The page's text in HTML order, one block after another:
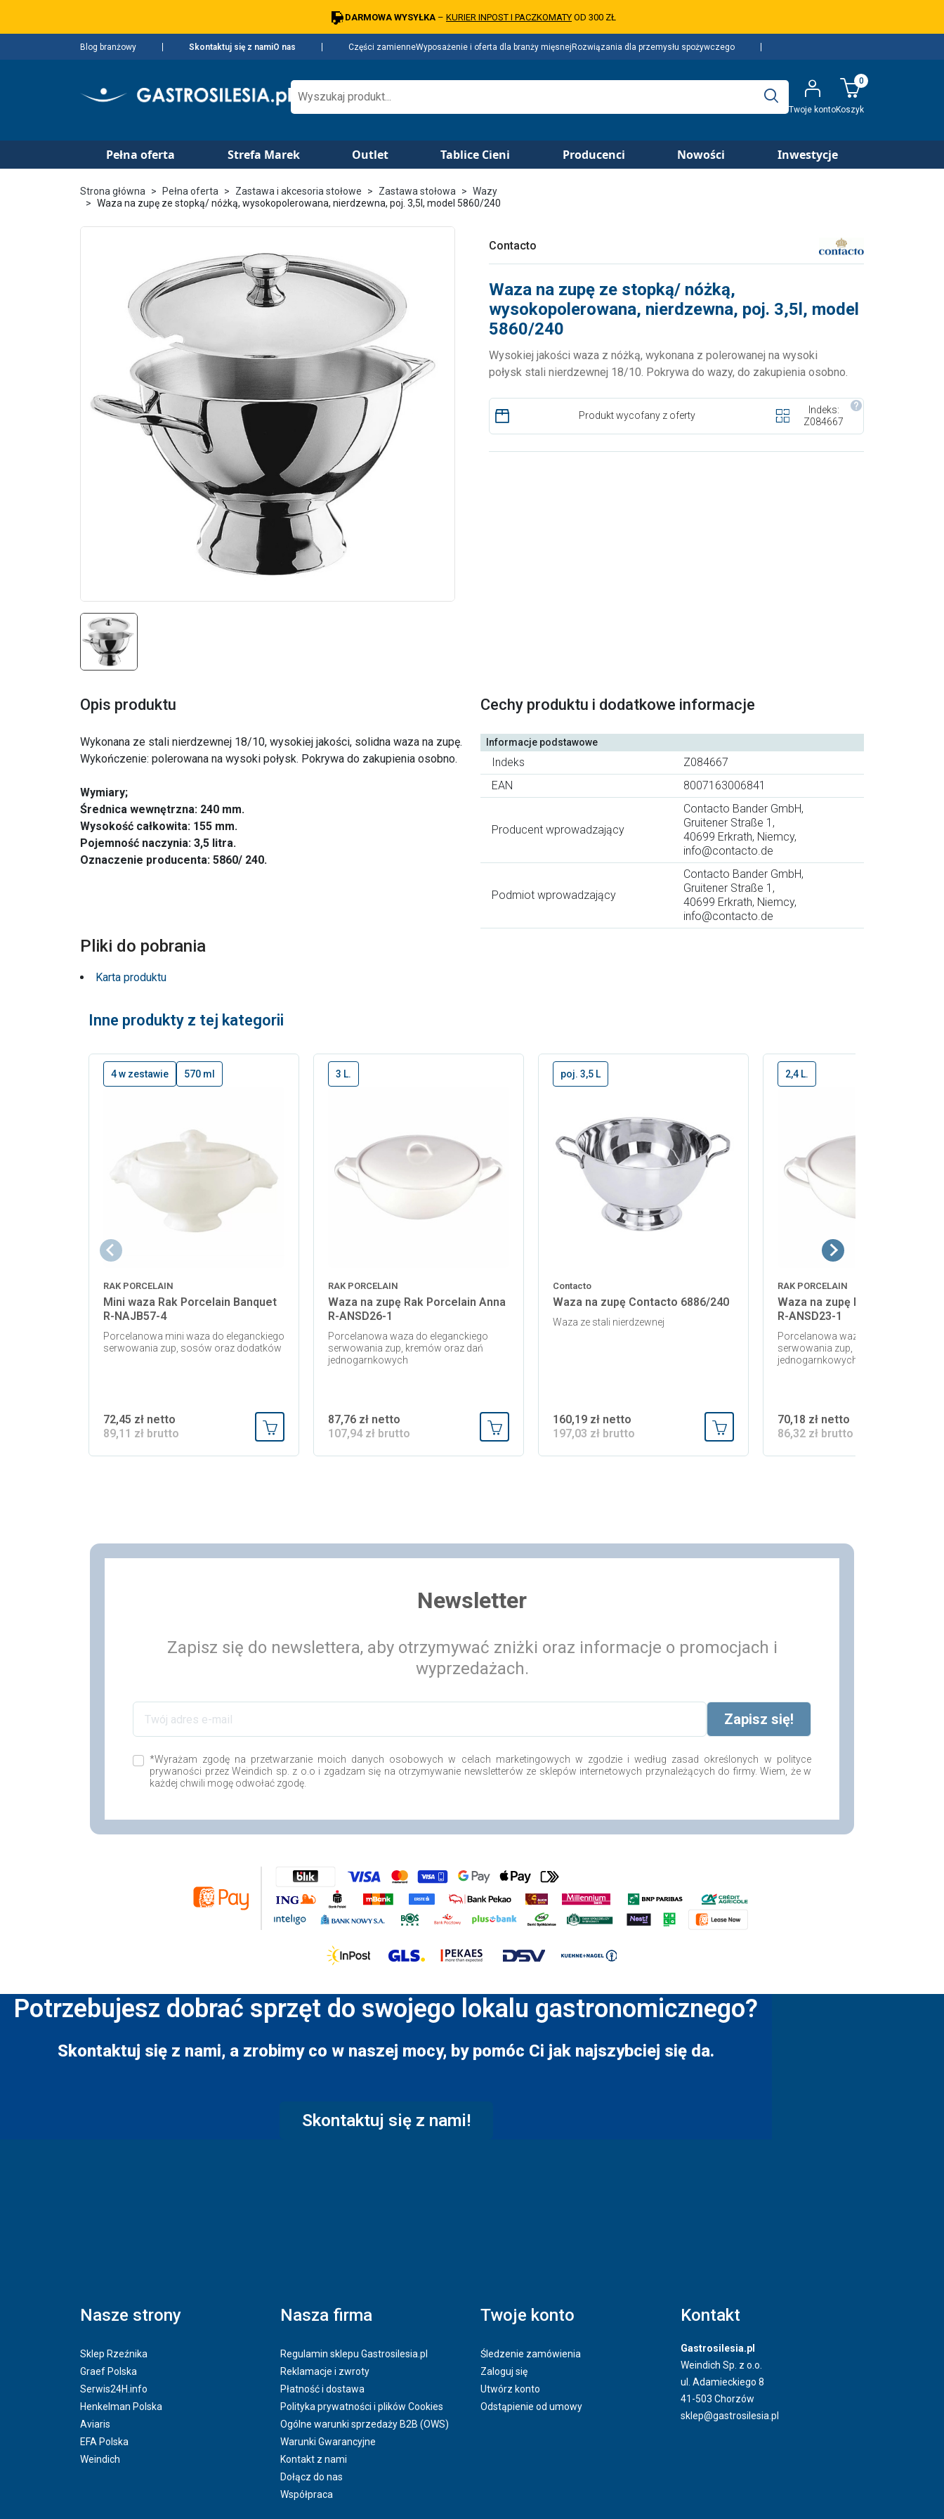
DARMOWA WYSYŁKA – KURIER INPOST I PACZKOMATY OD 300 ZŁ
Blog branżowy Skontaktuj się z namiO nas Części zamienneWyposażenie i oferta dla branży mięsnejRozwiązania dla przemysłu spożywczego
Twoje kontoKoszyk
0
Pełna oferta Strefa Marek Outlet Tablice Cieni Producenci Nowości Inwestycje
Strona główna Pełna oferta Zastawa i akcesoria stołowe Zastawa stołowa
Wazy
Waza na zupę ze stopką/ nóżką, wysokopolerowana, nierdzewna, poj. 3,5l, model 5860/240
Contacto
Waza na zupę ze stopką/ nóżką,
wysokopolerowana, nierdzewna, poj. 3,5l, model
5860/240
Wysokiej jakości waza z nóżką, wykonana z polerowanej na wysoki
połysk stali nierdzewnej 18/10. Pokrywa do wazy, do zakupienia osobno.
Produkt wycofany z oferty
Indeks:
Z084667
Opis produktu
Wykonana ze stali nierdzewnej 18/10, wysokiej jakości, solidna waza na zupę.
Wykończenie: polerowana na wysoki połysk. Pokrywa do zakupienia osobno.
Wymiary;
Średnica wewnętrzna: 240 mm.
Wysokość całkowita: 155 mm.
Pojemność naczynia: 3,5 litra.
Oznaczenie producenta: 5860/ 240.
Cechy produktu i dodatkowe informacje
Informacje podstawowe
Indeks
Z084667
EAN
8007163006841
Producent wprowadzający
Contacto Bander GmbH,
Gruitener Straße 1,
40699 Erkrath, Niemcy,
info@contacto.de
Podmiot wprowadzający
Contacto Bander GmbH,
Gruitener Straße 1,
40699 Erkrath, Niemcy,
info@contacto.de
Pliki do pobrania
Karta produktu
Inne produkty z tej kategorii
4 w zestawie 570 ml
RAK PORCELAIN
Mini waza Rak Porcelain Banquet
R-NAJB57-4
Porcelanowa mini waza do eleganckiego
serwowania zup, sosów oraz dodatków
72,45 zł netto
89,11 zł brutto
3 L.
RAK PORCELAIN
Waza na zupę Rak Porcelain Anna
R-ANSD26-1
Porcelanowa waza do eleganckiego
serwowania zup, kremów oraz dań
jednogarnkowych
87,76 zł netto
107,94 zł brutto
poj. 3,5 L
Contacto
Waza na zupę Contacto 6886/240
Waza ze stali nierdzewnej
160,19 zł netto
197,03 zł brutto
2,4 L.
RAK PORCELAIN
Waza na zupę Rak Porcelain
R-ANSD23-1
Porcelanowa waza do eleganckiego
serwowania zup, kremów oraz dań
jednogarnkowych
70,18 zł netto
86,32 zł brutto
Newsletter
Zapisz się do newslettera, aby otrzymywać zniżki oraz informacje o promocjach i
wyprzedażach.
*Wyrażam zgodę na przetwarzanie moich danych osobowych w celach marketingowych w zgodzie i według zasad określonych w polityce
prywaności przez Weindich sp. z o.o i zgadzam się na otrzymywanie newsletterów ze sklepów internetowych przynależących do firmy. Wiem, że w
każdej chwili mogę odwołać zgodę.
Potrzebujesz dobrać sprzęt do swojego lokalu gastronomicznego?
Skontaktuj się z nami, a zrobimy co w naszej mocy, by pomóc Ci jak najszybciej się da.
Skontaktuj się z nami!
Nasze strony
Sklep Rzeźnika
Graef Polska
Serwis24H.info
Henkelman Polska
Aviaris
EFA Polska
Weindich
Nasza firma
Regulamin sklepu Gastrosilesia.pl
Reklamacje i zwroty
Płatność i dostawa
Polityka prywatności i plików Cookies
Ogólne warunki sprzedaży B2B (OWS)
Warunki Gwarancyjne
Kontakt z nami
Dołącz do nas
Współpraca
Twoje konto
Śledzenie zamówienia
Zaloguj się
Utwórz konto
Odstąpienie od umowy
Kontakt
Gastrosilesia.pl
Weindich Sp. z o.o.
ul. Adamieckiego 8
41-503 Chorzów
sklep@gastrosilesia.pl